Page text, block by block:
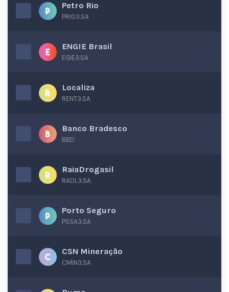
Petro Rio
PRIO3.SA
ENGIE Brasil
EGIE3.SA
Localiza
RENT3.SA
Banco Bradesco
BBD
RaiaDrogasil
RADL3.SA
Porto Seguro
PSSA3.SA
CSN Mineração
CMIN3.SA